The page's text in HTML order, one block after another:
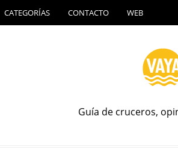
CATEGORÍAS CONTACTO WEB
Guía de cruceros,